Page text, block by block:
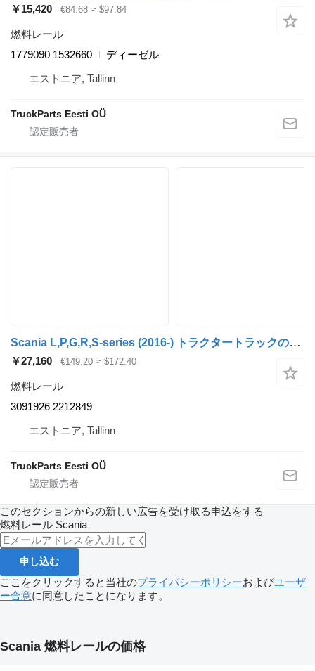
￥15,420 €84.68 ≈ $97.84
燃料レール
1779090 1532660
ディーゼル
エストニア, Tallinn
TruckParts Eesti OÜ
Scania L,P,G,R,S-series (2016-) トラクタートラックのためのScania R-Series (01.16-) 3091926 燃料レール
￥27,160 €149.20 ≈ $172.40
燃料レール
3091926 2212849
エストニア, Tallinn
TruckParts Eesti OÜ
このセクションからの新しい広告を受け取る申込をする
燃料レール Scania
申し込む
ここをクリックすると当社のプライバシーポリシーおよびユーザ
ー合意に同意したことになります。
Scania 燃料レールの価格